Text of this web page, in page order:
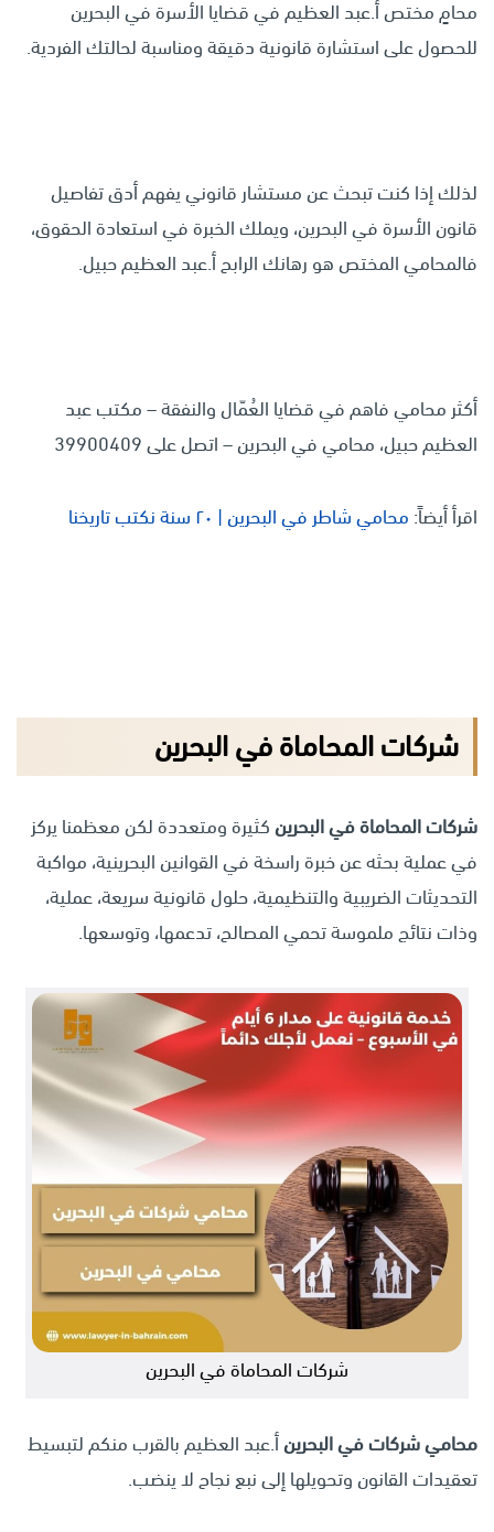
محامٍ مختصأ.عبد العظيمفي قضايا الأسرة في البحرين
للحصول على استشارة قانونية دقيقة ومناسبة لحالتك الفردية.
لذلك إذا كنت تبحث عن مستشار قانوني يفهم أدق تفاصيل
قانون الأسرة في البحرين، ويملك الخبرة في استعادة الحقوق،
فالمحامي المختص هو رهانك الرابح أ.عبد العظيم حبيل.
أكثر محامي فاهم في قضايا العُمّال والنفقة – مكتب عبد
العظيم حبيل، محامي في البحرين – اتصل على 39900409
اقرأ أيضاً: محامي شاطر في البحرين | ٢٠ سنة نكتب تاريخنا
شركات المحاماة في البحرين
شركات المحاماة في البحرينكثيرة ومتعددة لكن معظمنا يركز
في عملية بحثه عن خبرة راسخة في القوانين البحرينية، مواكبة
التحديثات الضريبية والتنظيمية، حلول قانونية سريعة، عملية،
وذات نتائج ملموسة تحمي المصالح، تدعمها، وتوسعها.
شركات المحاماة في البحرين
محامي شركات في البحرينأ.عبد العظيمبالقرب منكم لتبسيط
تعقيدات القانون وتحويلها إلى نبع نجاح لا ينضب.